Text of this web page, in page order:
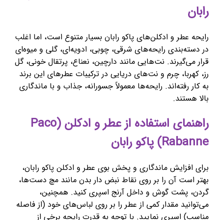
رابان
رایحه عطر و ادکلن‌های پاکو رابان بسیار متنوع است، اما اغلب
در دسته‌بندی رایحه‌های شرقی، چوبی، ادویه‌ای، گلی و میوه‌ای
قرار می‌گیرند. نت‌هایی مانند دارچین، نعناع، پرتقال خونی، گل
رز، کهربا، چرم و نت‌های دریایی در ترکیبات عطرهای این برند
به کار رفته‌اند. رایحه‌ها معمولاً جسورانه، جذاب و با ماندگاری
بالا هستند.
راهنمای استفاده از عطر و ادکلن (Paco
Rabanne) پاکو رابان
برای افزایش ماندگاری و پخش بوی عطر و ادکلن پاکو رابان،
بهتر است آن را بر روی نقاط نبض دار بدن مانند مچ دست‌ها،
گردن، پشت گوش و داخل آرنج اسپری کنید. همچنین،
می‌توانید مقدار کمی از عطر را بر روی لباس‌های خود (از فاصله
مناسب) اسپری نمایید. با توجه به قدرت رایحه برخی از